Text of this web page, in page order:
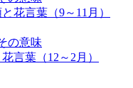
花言葉（9～11月）
の意味
言葉（12～2月）